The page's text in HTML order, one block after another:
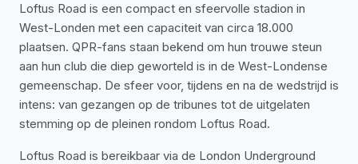
Loftus Road is een compact en sfeervolle stadion in
West-Londen met een capaciteit van circa 18.000
plaatsen. QPR-fans staan bekend om hun trouwe steun
aan hun club die diep geworteld is in de West-Londense
gemeenschap. De sfeer voor, tijdens en na de wedstrijd is
intens: van gezangen op de tribunes tot de uitgelaten
stemming op de pleinen rondom Loftus Road.
Loftus Road is bereikbaar via de London Underground